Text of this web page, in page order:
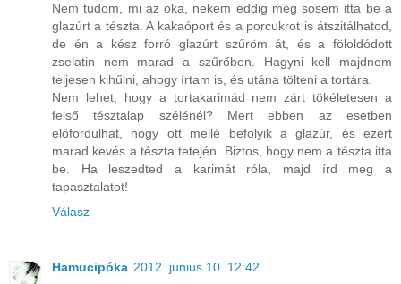
Nem tudom, mi az oka, nekem eddig még sosem itta be a
glazúrt a tészta. A kakaóport és a porcukrot is átszitálhatod,
de én a kész forró glazúrt szűröm át, és a föloldódott
zselatin nem marad a szűrőben. Hagyni kell majdnem
teljesen kihűlni, ahogy írtam is, és utána tölteni a tortára.
Nem lehet, hogy a tortakarimád nem zárt tökéletesen a
felső tésztalap szélénél? Mert ebben az esetben
előfordulhat, hogy ott mellé befolyik a glazúr, és ezért
marad kevés a tészta tetején. Biztos, hogy nem a tészta itta
be. Ha leszedted a karimát róla, majd írd meg a
tapasztalatot!
Válasz
Hamucipóka 2012. június 10. 12:42